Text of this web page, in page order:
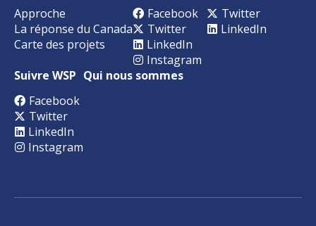
Approche
La réponse du Canada
Carte des projets
Facebook
Twitter
LinkedIn
Instagram
Twitter
LinkedIn
Suivre WSP
Facebook
Twitter
LinkedIn
Instagram
Qui nous sommes